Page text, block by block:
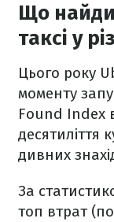
Що
таксі у
Цього року
моменту
Found Index
десятиліття
дивних
За
топ втрат